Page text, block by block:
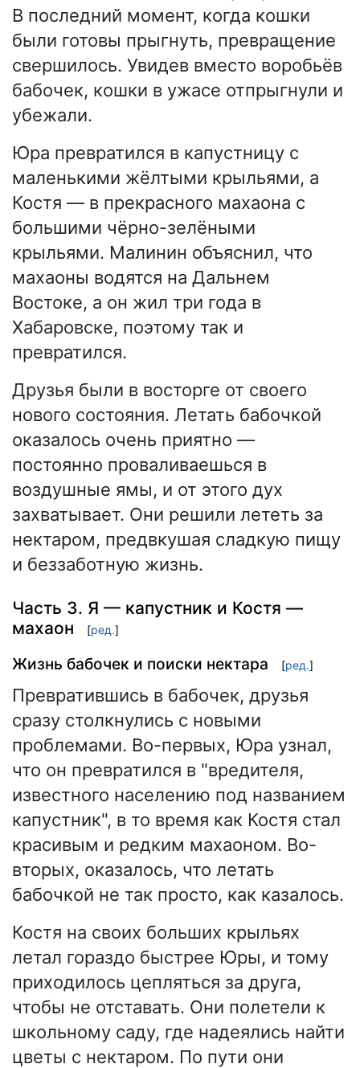
В последний момент, когда кошки
были готовы прыгнуть, превращение
свершилось. Увидев вместо воробьёв
бабочек, кошки в ужасе отпрыгнули и
убежали.
Юра превратился в капустницу с
маленькими жёлтыми крыльями, а
Костя — в прекрасного махаона с
большими чёрно-зелёными
крыльями. Малинин объяснил, что
махаоны водятся на Дальнем
Востоке, а он жил три года в
Хабаровске, поэтому так и
превратился.
Друзья были в восторге от своего
нового состояния. Летать бабочкой
оказалось очень приятно —
постоянно проваливаешься в
воздушные ямы, и от этого дух
захватывает. Они решили лететь за
нектаром, предвкушая сладкую пищу
и беззаботную жизнь.
Часть 3. Я — капустник и Костя —
махаон
[ред.]
Жизнь бабочек и поиски нектара [ред.]
Превратившись в бабочек, друзья
сразу столкнулись с новыми
проблемами. Во-первых, Юра узнал,
что он превратился в "вредителя,
известного населению под названием
капустник", в то время как Костя стал
красивым и редким махаоном. Во-
вторых, оказалось, что летать
бабочкой не так просто, как казалось.
Костя на своих больших крыльях
летал гораздо быстрее Юры, и тому
приходилось цепляться за друга,
чтобы не отставать. Они полетели к
школьному саду, где надеялись найти
цветы с нектаром. По пути они